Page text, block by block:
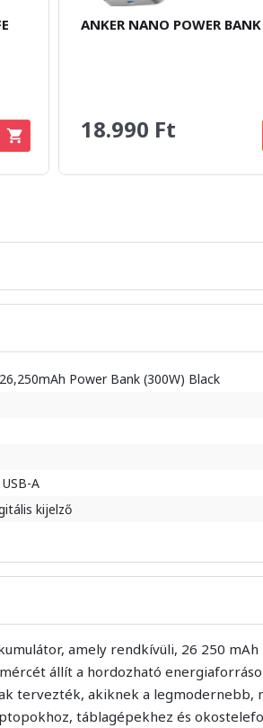
ANKER NANO POWER
18.990 Ft
Power Bank (300W) Black
A
kijelző
amely rendkívüli, 26 250 mAh
állít a hordozható
tervezték, akiknek a legmodernebb,
táblagépekhez és